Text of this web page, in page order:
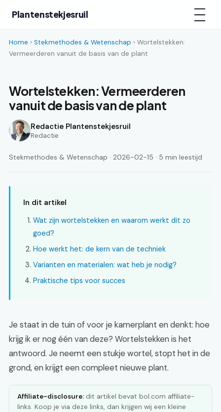
Plantenstekjesruil
Home › Stekmethodes & Wetenschap › Wortelstekken:
Vermeerderen vanuit de basis van de plant
Wortelstekken: Vermeerderen
vanuit de basis van de plant
Redactie Plantenstekjesruil
Redactie
Stekmethodes & Wetenschap · 2026-02-15 · 5 min leestijd
In dit artikel
Wat zijn wortelstekken en waarom werkt dit zo
goed?
Hoe werkt het: de kern van de techniek
Varianten en materialen: wat heb je nodig?
Praktische tips voor succes
Je staat in de tuin of voor je kamerplant en denkt: hoe
krijg ik er nog één van deze? Wortelstekken is het
antwoord. Je neemt een stukje wortel, stopt het in de
grond, en krijgt een compleet nieuwe plant.
Affiliate-disclosure: dit artikel bevat bol.com affiliate-
links. Koop je via deze links, dan krijgen wij een kleine